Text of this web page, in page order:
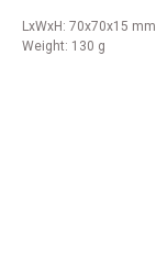
LxWxH: 70x70x15 mm
Weight: 130 g